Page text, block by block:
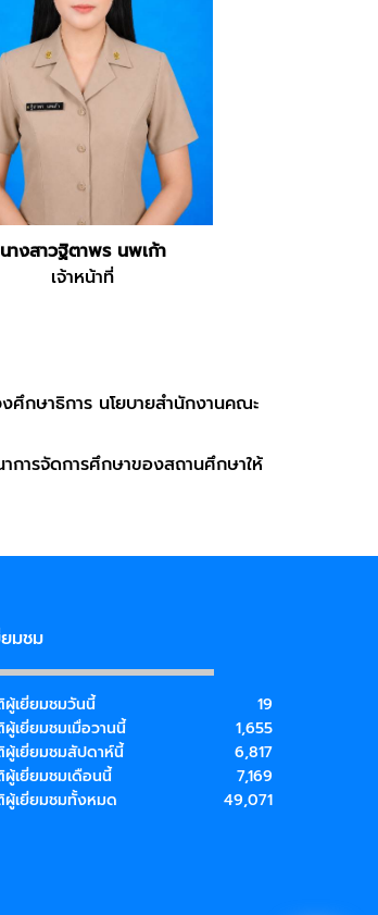
นางสาวฐิตาพร นพเก้า
เจ้าหน้าที่
ศึกษาธิการ นโยบายสำนักงานคณะ
ารจัดการศึกษาของสถานศึกษาให้
มชม
เยี่ยมชมวันนี้
19
เยี่ยมชมเมื่อวานนี้
1,655
เยี่ยมชมสัปดาห์นี้
6,817
เยี่ยมชมเดือนนี้
7,169
เยี่ยมชมทั้งหมด
49,071